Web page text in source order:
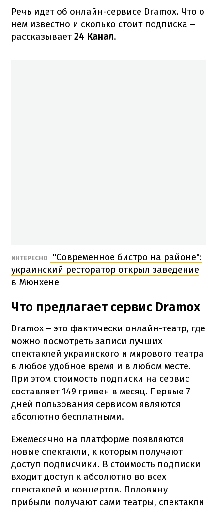
Речь идет об онлайн-сервисе Dramox. Что о
нем известно и сколько стоит подписка –
рассказывает24 Канал.
ИНТЕРЕСНО
"Современное бистро на районе":
украинский ресторатор открыл заведение
в Мюнхене
Что предлагает сервис Dramox
Dramox – это фактически онлайн-театр, где
можно посмотреть записи лучших
спектаклей украинского и мирового театра
в любое удобное время и в любом месте.
При этом стоимость подписки на сервис
составляет 149 гривен в месяц. Первые 7
дней пользования сервисом являются
абсолютно бесплатными.
Ежемесячно на платформе появляются
новые спектакли, к которым получают
доступ подписчики. В стоимость подписки
входит доступ к абсолютно во всех
спектаклей и концертов. Половину
прибыли получают сами театры, спектакли